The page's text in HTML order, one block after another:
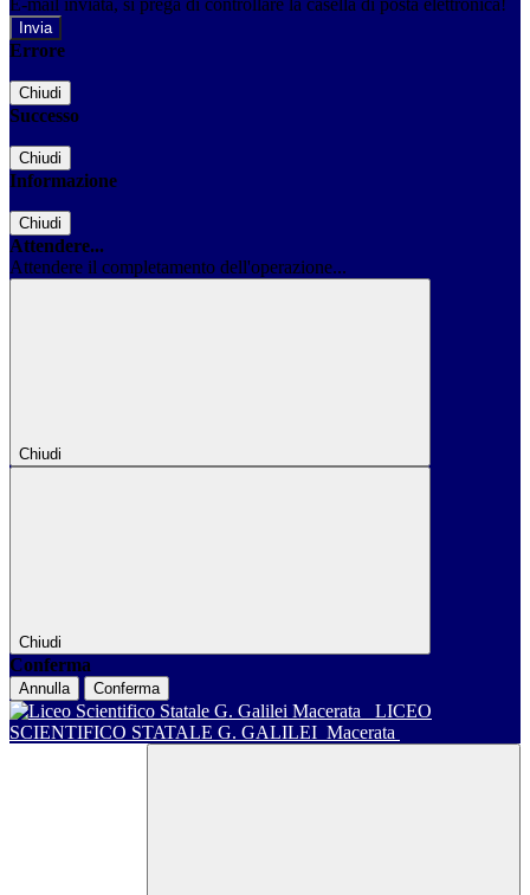
E-mail inviata, si prega di controllare la casella di posta elettronica!
Errore
Chiudi
Successo
Chiudi
Informazione
Chiudi
Attendere...
Attendere il completamento dell'operazione...
Chiudi
Chiudi
Conferma
Annulla Conferma
LICEO
SCIENTIFICO STATALE G. GALILEI Macerata